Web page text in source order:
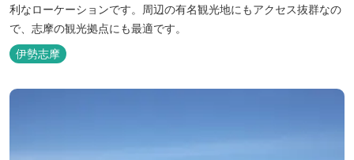
利なローケーションです。周辺の有名観光地にもアクセス抜群なの
で、志摩の観光拠点にも最適です。
伊勢志摩